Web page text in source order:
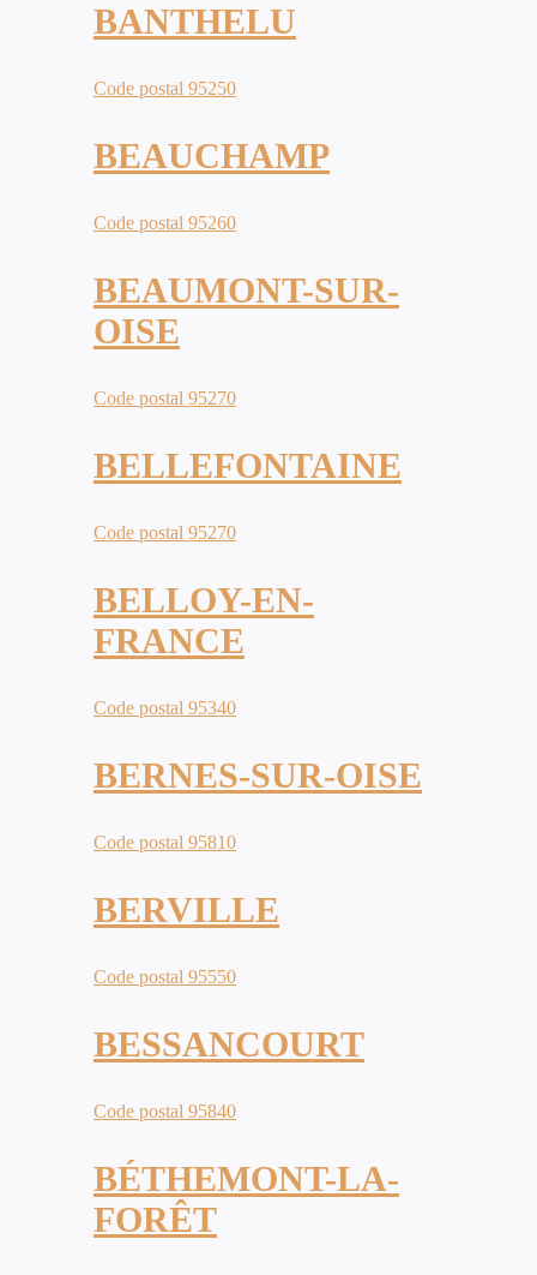
BANTHELU
Code postal 95250
BEAUCHAMP
Code postal 95260
BEAUMONT-SUR-
OISE
Code postal 95270
BELLEFONTAINE
Code postal 95270
BELLOY-EN-
FRANCE
Code postal 95340
BERNES-SUR-OISE
Code postal 95810
BERVILLE
Code postal 95550
BESSANCOURT
Code postal 95840
BÉTHEMONT-LA-
FORÊT